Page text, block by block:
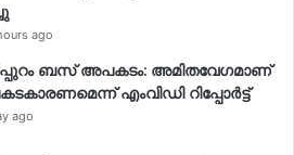
ago
ബസ് അപകടം: അമിതവേഗമാണ്
എംവിഡി റിപ്പോർട്ട്
ago